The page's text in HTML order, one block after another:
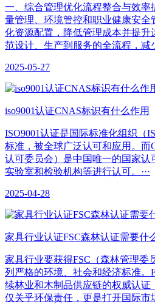
一、综合管理优化‌流程整合与效
量管理、环境管控和职业健康安
化资源配置，降低管理成本并提
范设计、生产到服务的全流程，减
2025-05-27
iso9001认证CNAS标识有什么作用
ISO9001认证是国际标准化组织（
标准，被全球广泛认可和应用。而
认可委员会）是中国唯一的国家认
实验室和检验机构等进行认可。···
2025-04-28
家具行业认证FSC森林认证需要什
家具行业要获得FSC（森林管理委
列严格的环境、社会和经济标准。
续林业和木制品供应链的权威认证
仅关乎环保责任，更是打开国际市